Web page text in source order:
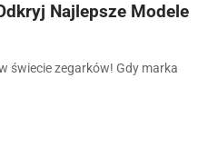
Najlepsze Modele
świecie zegarków! Gdy marka